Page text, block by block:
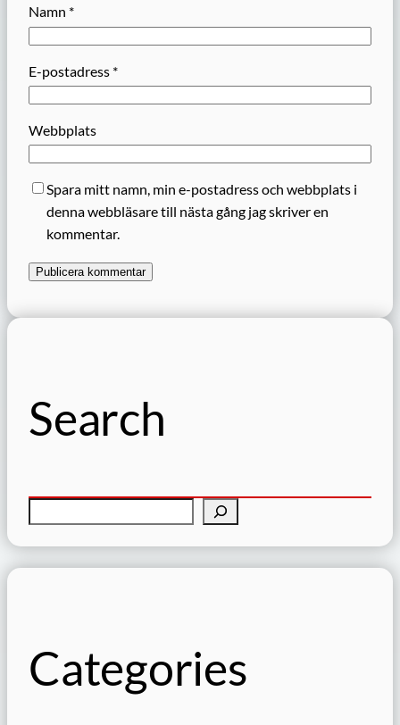
Namn *
E-postadress *
Webbplats
Spara mitt namn, min e-postadress och webbplats i
denna webbläsare till nästa gång jag skriver en
kommentar.
Search
ö
Categories